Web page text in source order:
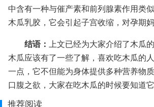
中含有一种与催产素和前列腺素作用
木瓜乳胶，它会引起子宫收缩，对孕期妈
结语：
上文已经为大家介绍了木瓜
木瓜应该有了一些了解，喜欢吃木瓜的
一点，它不但能为身体提供多种营养物
口腹之欲，大家在吃木瓜的时候要知道它
推荐阅读